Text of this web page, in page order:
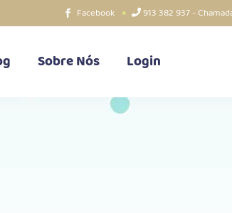
Facebook 913 382 937 -
Sobre Nós Login